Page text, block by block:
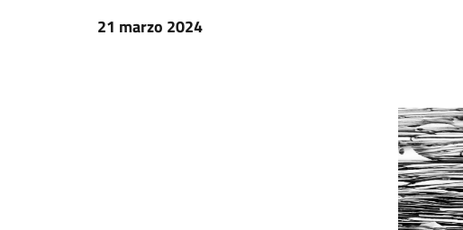
21 marzo 2024